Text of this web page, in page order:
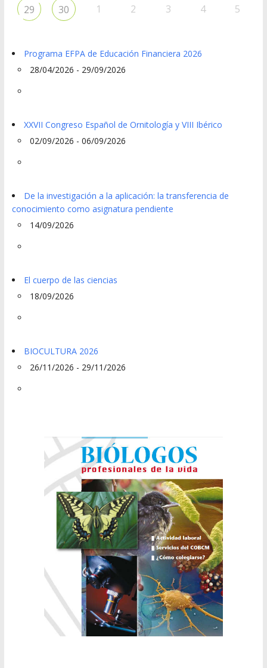
29 30 1 2 3 4 5
Programa EFPA de Educación Financiera 2026
28/04/2026 - 29/09/2026
XXVII Congreso Español de Ornitología y VIII Ibérico
02/09/2026 - 06/09/2026
De la investigación a la aplicación: la transferencia de
conocimiento como asignatura pendiente
14/09/2026
El cuerpo de las ciencias
18/09/2026
BIOCULTURA 2026
26/11/2026 - 29/11/2026